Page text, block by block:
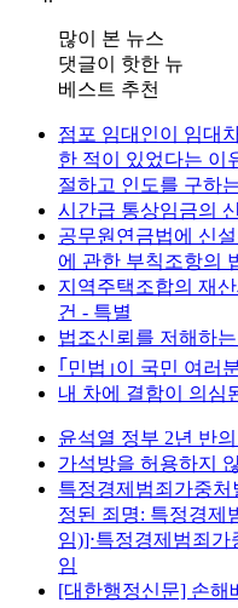
많이 본 뉴스
댓글이 핫한 뉴
베스트 추천
점포 임대인이 임대
한 적이 있었다는 이
절하고 인도를 구하
시간급 통상임금의
공무원연금법에 신
에 관한 부칙조항의
지역주택조합의 재
건 - 특별
법조신뢰를 저해하
｢민법｣이 국민 여러
내 차에 결함이 의
윤석열 정부 2년 반
가석방을 허용하지
특정경제범죄가중
정된 죄명: 특정경제
임)]⋅특정경제범죄
임
[대한행정신문] 손해